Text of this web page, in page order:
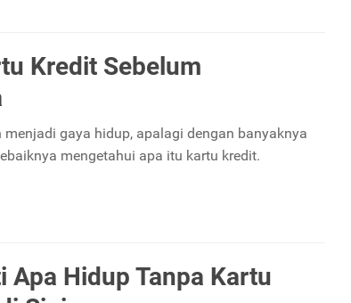
Kredit Sebelum
gaya hidup, apalagi dengan banyaknya
mengetahui apa itu kartu kredit.
Apa Hidup Tanpa Kartu